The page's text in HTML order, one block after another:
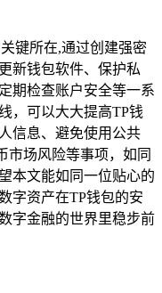
键所在,通过创建强密
新钱包软件、保护私
期检查账户安全等一系
，可以大大提高TP钱
信息、避免使用公共
市场风险等事项，如同
本文能如同一位贴心的
字资产在TP钱包的安
字金融的世界里稳步前